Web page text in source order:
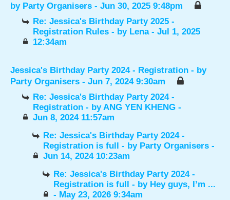
by Party Organisers - Jun 30, 2025 9:48pm
Re: Jessica's Birthday Party 2025 -
Registration Rules - by Lena- Jul 1, 2025
12:34am
Jessica's Birthday Party 2024 - Registration - by
Party Organisers - Jun 7, 2024 9:30am
Re: Jessica's Birthday Party 2024 -
Registration - byANG YEN KHENG -
Jun 8, 2024 11:57am
Re: Jessica's Birthday Party 2024 -
Registration is full - by Party Organisers -
Jun 14, 2024 10:23am
Re: Jessica's Birthday Party 2024 -
Registration is full - by Hey guys, I’m ...
- May 23, 2026 9:34am